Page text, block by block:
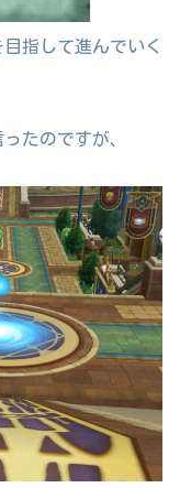
指して進んでいく
たのですが、